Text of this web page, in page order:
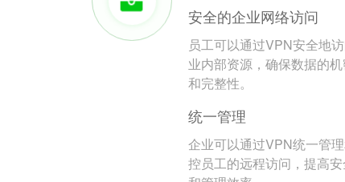
安全的企业网络访问
员工可以通过VPN安全地
业内部资源，确保数据的
和完整性。
统一管理
企业可以通过VPN统一管
控员工的远程访问，提高